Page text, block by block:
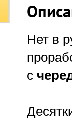
Нет в
с